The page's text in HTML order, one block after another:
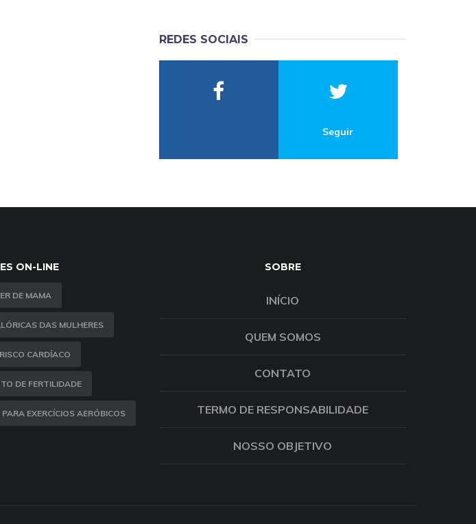
REDES SOCIAIS
Seguir
ON-LINE
DE MAMA
DAS MULHERES
CARDÍACO
DE FERTILIDADE
EXERCÍCIOS AERÓBICOS
SOBRE
INÍCIO
QUEM SOMOS
CONTATO
TERMO DE RESPONSABILIDADE
NOSSO OBJETIVO